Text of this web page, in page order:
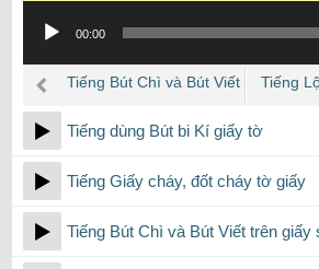
phát
âm
thanh
00:00
Tiếng Bút Chì và Bút Viết
Tiếng
Tiếng dùng Bút bi Kí giấy tờ
Tiếng Giấy cháy, đốt cháy tờ giấy
Tiếng Bút Chì và Bút Viết trên giấy